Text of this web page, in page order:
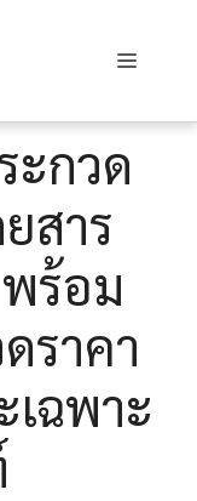
Menu
ะกวด
สาร
ร้อม
ราคา
ฉพาะ